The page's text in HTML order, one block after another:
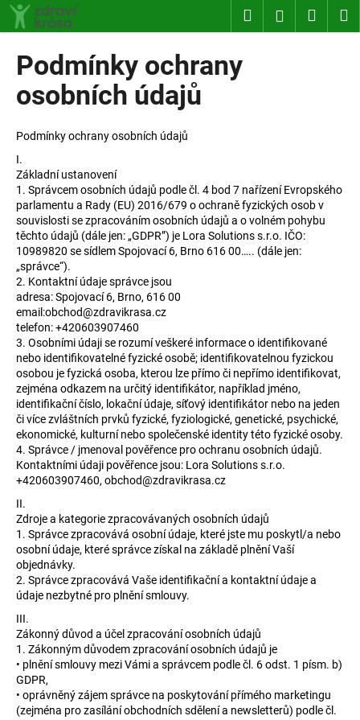
Přejít
obsah
Hledat Přihlášení
Podmínky ochrany
osobních údajů
Podmínky ochrany osobních údajů
I.
Základní ustanovení
1. Správcem osobních údajů podle čl. 4 bod 7 nařízení Evropského
parlamentu a Rady (EU) 2016/679 o ochraně fyzických osob v
souvislosti se zpracováním osobních údajů a o volném pohybu
těchto údajů (dále jen: „GDPR”) je Lora Solutions s.r.o. IČO:
10989820 se sídlem Spojovací 6, Brno 616 00….. (dále jen:
„správce“).
2. Kontaktní údaje správce jsou
adresa: Spojovací 6, Brno, 616 00
email:obchod@zdravikrasa.cz
telefon: +420603907460
3. Osobními údaji se rozumí veškeré informace o identifikované
nebo identifikovatelné fyzické osobě; identifikovatelnou fyzickou
osobou je fyzická osoba, kterou lze přímo či nepřímo identifikovat,
zejména odkazem na určitý identifikátor, například jméno,
identifikační číslo, lokační údaje, síťový identifikátor nebo na jeden
či více zvláštních prvků fyzické, fyziologické, genetické, psychické,
ekonomické, kulturní nebo společenské identity této fyzické osoby.
4. Správce / jmenoval pověřence pro ochranu osobních údajů.
Kontaktními údaji pověřence jsou: Lora Solutions s.r.o.
+420603907460, obchod@zdravikrasa.cz
II.
Zdroje a kategorie zpracovávaných osobních údajů
1. Správce zpracovává osobní údaje, které jste mu poskytl/a nebo
osobní údaje, které správce získal na základě plnění Vaší
objednávky.
2. Správce zpracovává Vaše identifikační a kontaktní údaje a
údaje nezbytné pro plnění smlouvy.
III.
Zákonný důvod a účel zpracování osobních údajů
1. Zákonným důvodem zpracování osobních údajů je
• plnění smlouvy mezi Vámi a správcem podle čl. 6 odst. 1 písm. b)
GDPR,
• oprávněný zájem správce na poskytování přímého marketingu
(zejména pro zasílání obchodních sdělení a newsletterů) podle čl.
K
o
C
o
p
o
t
ř
e
b
u
j
e
t
e
n
a
j
í
t
?
HLEDAT
D
o
p
o
r
u